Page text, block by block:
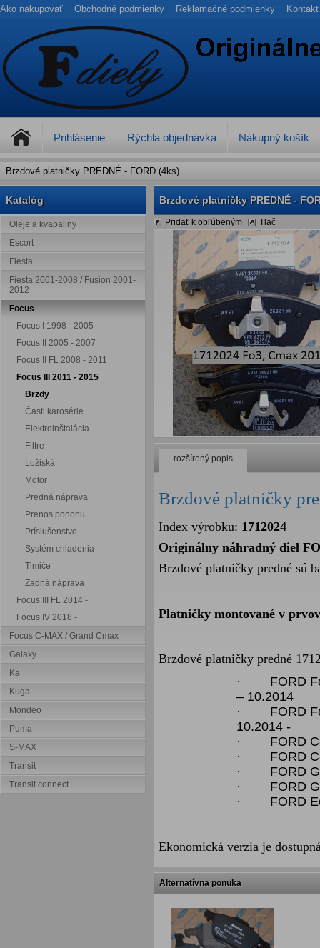
Ako nakupovať Obchodné podmienky Reklamačné podmienky Kontakt
Prihlásenie Rýchla objednávka Nákupný košík
Brzdové platničky PREDNÉ - FORD (4ks)
Katalóg
Oleje a kvapaliny
Escort
Fiesta
Fiesta 2001-2008 / Fusion 2001-
2012
Focus
Focus I 1998 - 2005
Focus II 2005 - 2007
Focus II FL 2008 - 2011
Focus III 2011 - 2015
Brzdy
Časti karosérie
Elektroinštalácia
Filtre
Ložiská
Motor
Predná náprava
Prenos pohonu
Príslušenstvo
Systém chladenia
Tlmiče
Zadná náprava
Focus III FL 2014 -
Focus IV 2018 -
Focus C-MAX / Grand Cmax
Galaxy
Ka
Kuga
Mondeo
Puma
S-MAX
Transit
Transit connect
Brzdové platničky PREDNÉ -
Pridať k obľúbeným Tlač
rozšírený popis
Brzdové platničky
Index výrobku: 1712024
Originálny náhradný diel
Brzdové platničky predné sú
Platničky montované v
Brzdové platničky predné
·
FORD
– 10.2014
·
FORD
10.2014 -
·
FORD
·
FORD
·
FORD
·
FORD
·
FORD
Ekonomická verzia je
Alternatívna ponuka